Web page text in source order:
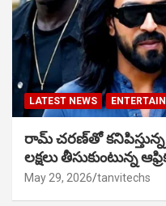
LATEST NEWS
రామ్ చరణ్‌తో కనిపిస్తున్న
లక్షలు తీసుకుంటున్న
May 29, 2026 tanvitechs